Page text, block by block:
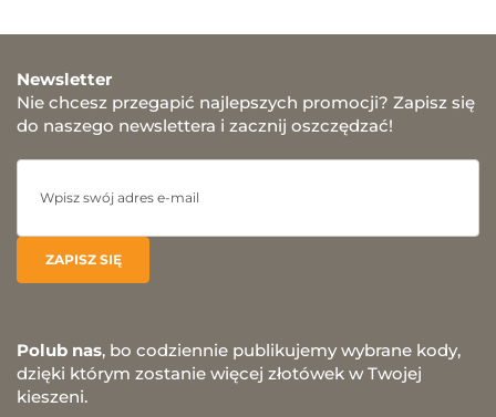
Newsletter
Nie chcesz przegapić najlepszych promocji? Zapisz się
do naszego newslettera i zacznij oszczędzać!
Polub nas, bo codziennie publikujemy wybrane kody,
dzięki którym zostanie więcej złotówek w Twojej
kieszeni.